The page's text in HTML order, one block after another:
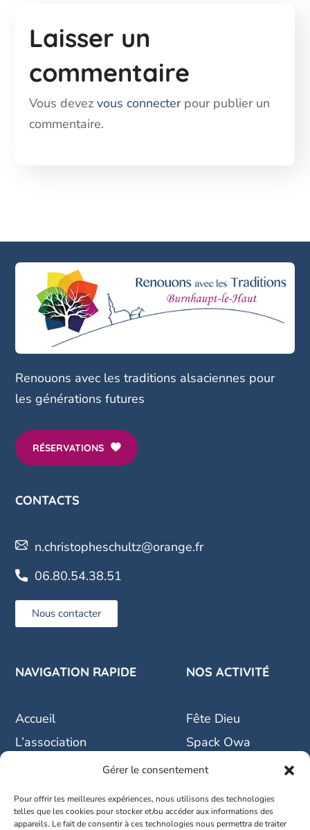
Gérer le consentement
Pour offrir les meilleures expériences, nous utilisons des technologies
telles que les cookies pour stocker et/ou accéder aux informations des
appareils. Le fait de consentir à ces technologies nous permettra de traiter
Laisser un
commentaire
Vous devezvous connecterpour publier un
commentaire.
Renouons avec les traditions alsaciennes pour
les générations futures
RÉSERVATIONS
CONTACTS
n.christopheschultz@orange.fr
06.80.54.38.51
Nous contacter
NAVIGATION RAPIDE
Accueil
L’association
Nos actualités
NOS ACTIVITÉ
Fête Dieu
Spack Owa
La crèche vivante